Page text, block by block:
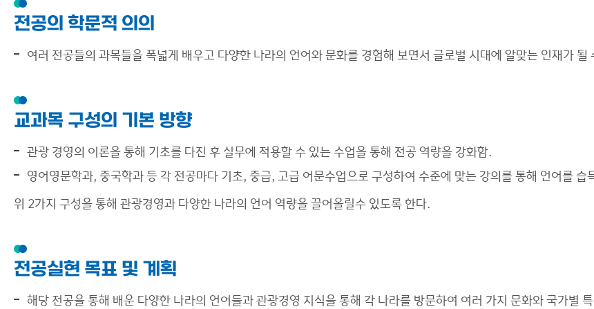
전공의 학문적 의의
여러 전공들의 과목들을 폭넓게 배우고 다양한 나라의 언어와 문화를 경험해 보면서 글로벌 시대에 알맞는 인재가 될
교과목 구성의 기본 방향
관광 경영의 이론을 통해 기초를 다진 후 실무에 적용할 수 있는 수업을 통해 전공 역량을 강화함.
영어영문학과, 중국학과 등 각 전공마다 기초, 중급, 고급 어문수업으로 구성하여 수준에 맞는 강의를 통해 언어를 습
위 2가지 구성을 통해 관광경영과 다양한 나라의 언어 역량을 끌어올릴수 있도록 한다.
전공실현 목표 및 계획
해당 전공을 통해 배운 다양한 나라의 언어들과 관광경영 지식을 통해 각 나라를 방문하여 여러 가지 문화와 국가별